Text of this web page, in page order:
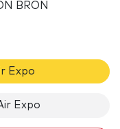
BRON
Expo
Expo